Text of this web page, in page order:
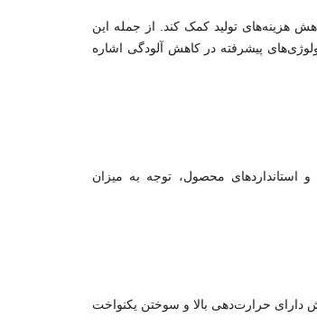
هزینه‌های تولید کمک کند. از جمله این
پیشرفته در کاهش آلودگی اشاره
محصول، توجه به میزان
حرارت‌دهی بالا و سوختن یکنواخت